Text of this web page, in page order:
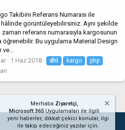
Takibini Referans Numarası ile
görüntüleyebilirsiniz. Aynı şekilde
referans numarasıyla kargosunun
Bu uygulama Material Design
1 Haz 2018 dhl kargo php
Merhaba Ziyaretçi,
Microsoft 365Uygulamaları ile ilgili
yeni haberler, dikkat çekici konular, ilgi
ile takip edeceğiniz yazılar için.